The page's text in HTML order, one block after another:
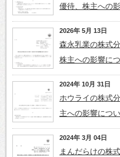
優待、株主への
2026年 5月 13日
森永乳業の株式
株主への影響に
2024年 10月 31日
ホウライの株式
主への影響につ
2024年 3月 04日
まんだらけの株